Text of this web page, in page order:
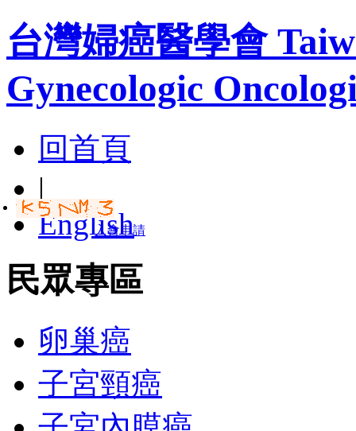
台灣婦癌醫學會
Gynecologic
回首頁
|
English
民眾專區
卵巢癌
子宮頸癌
入會申請